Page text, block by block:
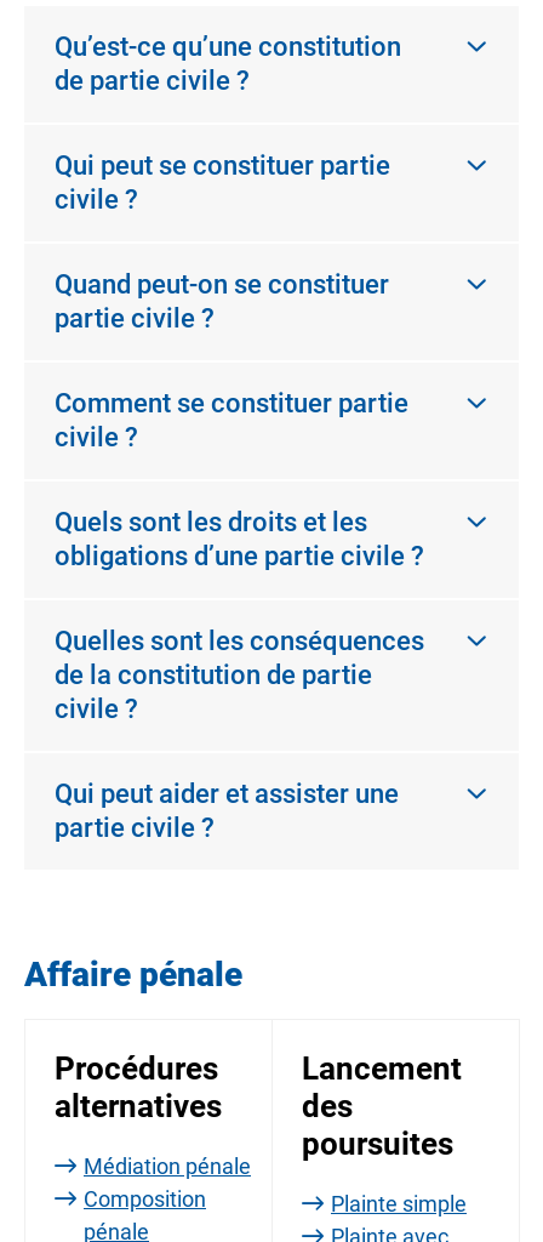
Qu’est-ce qu’une constitution
de partie civile ?
Qui peut se constituer partie
civile ?
Quand peut-on se constituer
partie civile ?
Comment se constituer partie
civile ?
Quels sont les droits et les
obligations d’une partie civile ?
Quelles sont les conséquences
de la constitution de partie
civile ?
Qui peut aider et assister une
partie civile ?
Affaire pénale
Procédures
alternatives
Médiation pénale
Composition
pénale
Lancement
des
poursuites
Plainte simple
Plainte avec